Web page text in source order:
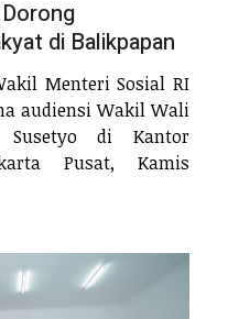
di Balikpapan
Menteri Sosial RI
audiensi Wakil Wali
Susetyo di Kantor
Pusat, Kamis